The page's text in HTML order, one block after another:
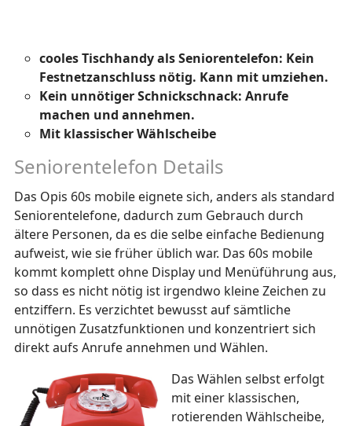
cooles Tischhandy als Seniorentelefon: Kein
Festnetzanschluss nötig. Kann mit umziehen.
Kein unnötiger Schnickschnack: Anrufe
machen und annehmen.
Mit klassischer Wählscheibe
Seniorentelefon Details
Das Opis 60s mobile eignete sich, anders als standard
Seniorentelefone, dadurch zum Gebrauch durch
ältere Personen, da es die selbe einfache Bedienung
aufweist, wie sie früher üblich war. Das 60s mobile
kommt komplett ohne Display und Menüführung aus,
so dass es nicht nötig ist irgendwo kleine Zeichen zu
entziffern. Es verzichtet bewusst auf sämtliche
unnötigen Zusatzfunktionen und konzentriert sich
direkt aufs Anrufe annehmen und Wählen.
Das Wählen selbst erfolgt
mit einer klassischen,
rotierenden Wählscheibe,